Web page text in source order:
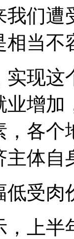
我们遭
当不
实现这
业增加
，各个
主体自
低受肉
，上半